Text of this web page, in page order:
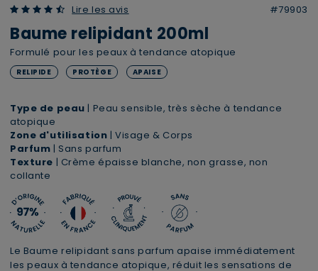
4.70 out of 5 Customer Rating
Lire les avis #79903
Baume relipidant 200ml
Formulé pour les peaux à tendance atopique
RELIPIDE PROTÈGE APAISE
Type de peau | Peau sensible, très sèche à tendance
atopique
Zone d'utilisation | Visage & Corps
Parfum | Sans parfum
Texture | Crème épaisse blanche, non grasse, non
collante
Le Baume relipidant sans parfum apaise immédiatement
les peaux à tendance atopique, réduit les sensations de